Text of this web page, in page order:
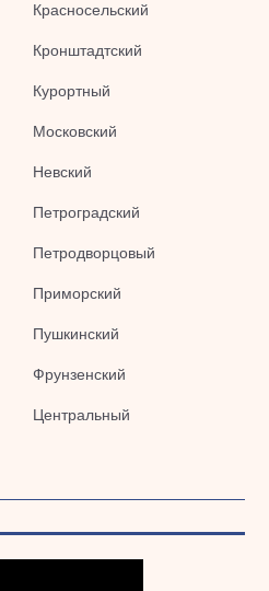
Красносельский
Кронштадтский
Курортный
Московский
Невский
Петроградский
Петродворцовый
Приморский
Пушкинский
Фрунзенский
Центральный